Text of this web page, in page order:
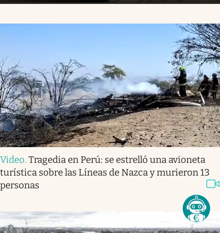
Video. Tragedia en Perú: se estrelló una avioneta
turística sobre las Líneas de Nazca y murieron 13
personas